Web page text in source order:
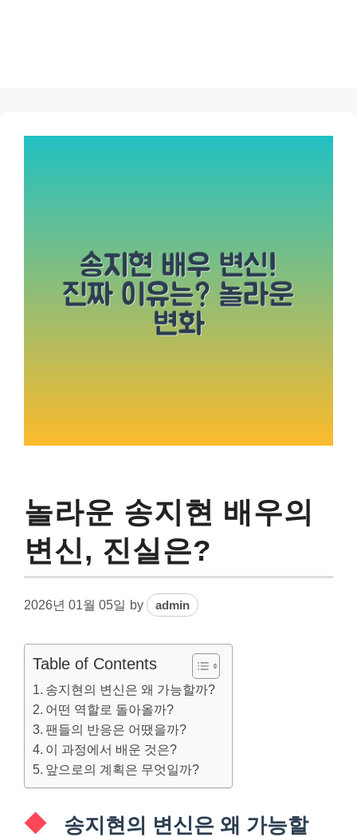
놀라운 송지현 배우의
변신, 진실은?
2026년 01월 05일 by admin
Table of Contents
송지현의 변신은 왜 가능할까?
어떤 역할로 돌아올까?
팬들의 반응은 어땠을까?
이 과정에서 배운 것은?
앞으로의 계획은 무엇일까?
송지현의 변신은 왜 가능할